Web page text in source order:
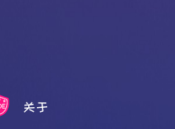
关于